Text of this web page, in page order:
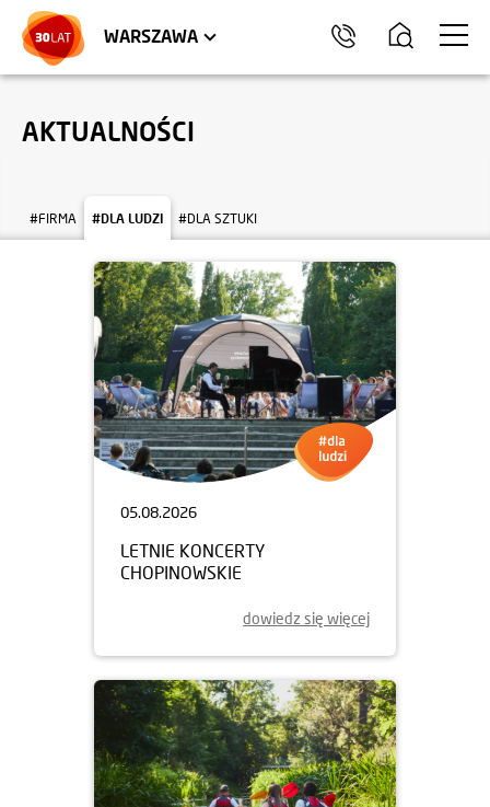
WARSZAWA
HEL
AKTUALNOŚCI
#FIRMA #DLA LUDZI #DLA SZTUKI
05.08.2026
LETNIE KONCERTY
CHOPINOWSKIE
dowiedz się więcej